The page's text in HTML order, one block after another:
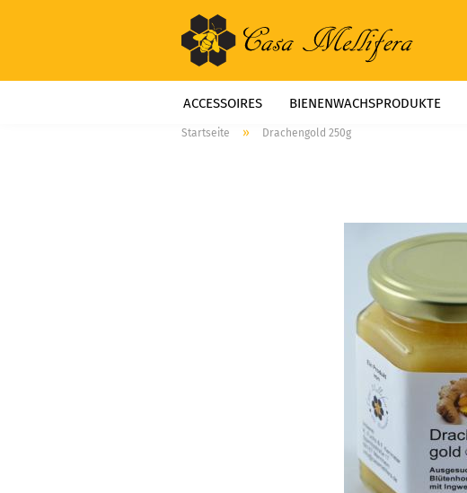
ACCESSOIRES BIENENWACHSPRODUKTE
Startseite » Drachengold 250g